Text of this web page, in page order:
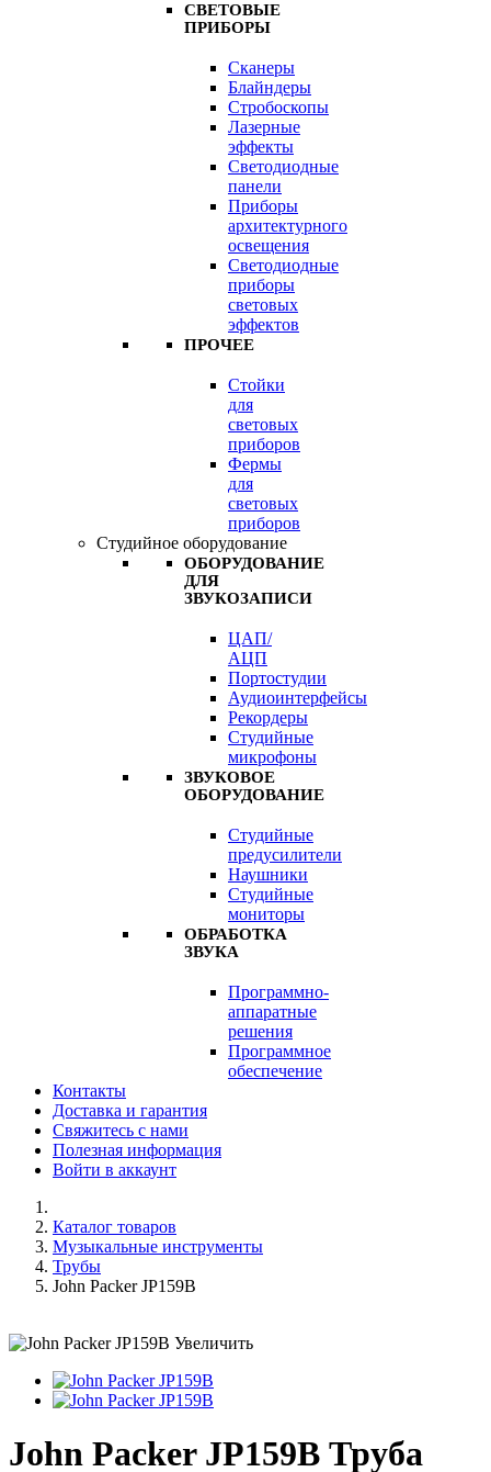
СВЕТОВЫЕ
ПРИБОРЫ
Сканеры
Блайндеры
Стробоскопы
Лазерные
эффекты
Светодиодные
панели
Приборы
архитектурного
освещения
Светодиодные
приборы
световых
эффектов
ПРОЧЕЕ
Стойки
для
световых
приборов
Фермы
для
световых
приборов
Студийное оборудование
ОБОРУДОВАНИЕ
ДЛЯ
ЗВУКОЗАПИСИ
ЦАП/
АЦП
Портостудии
Аудиоинтерфейсы
Рекордеры
Студийные
микрофоны
ЗВУКОВОЕ
ОБОРУДОВАНИЕ
Студийные
предусилители
Наушники
Студийные
мониторы
ОБРАБОТКА
ЗВУКА
Программно-
аппаратные
решения
Программное
обеспечение
Контакты
Доставка и гарантия
Свяжитесь с нами
Полезная информация
Войти в аккаунт
Каталог товаров
Музыкальные инструменты
Трубы
John Packer JP159B
Увеличить
John Packer JP159B Труба